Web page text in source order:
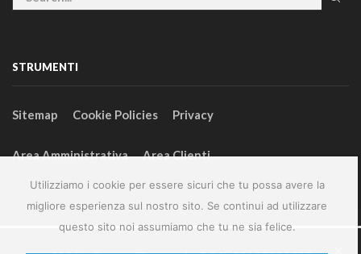
Utilizziamo i cookie per essere sicuri che tu possa avere la
migliore esperienza sul nostro sito. Se continui ad utilizzare
questo sito noi assumiamo che tu ne sia felice.
STRUMENTI
Sitemap Cookie Policies Privacy
Area Amministrativa Area Clienti